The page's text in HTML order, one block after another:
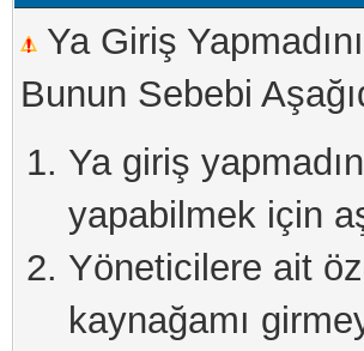
Ya Giriş
Bunun Sebebi
Ya giriş
yapabilmek için
Yöneticilere ait
kaynağamı